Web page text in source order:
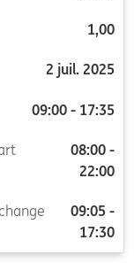
1,00
2 juil. 2025
09:00 - 17:35
08:00 -
22:00
09:05 -
17:30